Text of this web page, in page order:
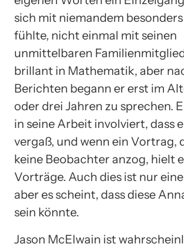
sich mit niemandem
fühlte, nicht einmal mit seinen
unmittelbaren
brillant in Mathematik, aber
Berichten begann er erst im
oder drei Jahren zu sprechen.
in seine Arbeit involviert, dass
vergaß, und wenn ein Vortrag,
keine Beobachter anzog, hielt
Vorträge. Auch dies ist nur
aber es scheint, dass diese
sein könnte.
Jason McElwain ist